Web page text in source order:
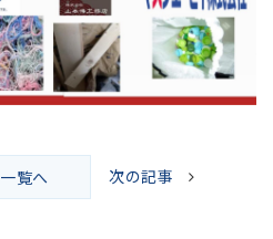
一覧へ 次の記事